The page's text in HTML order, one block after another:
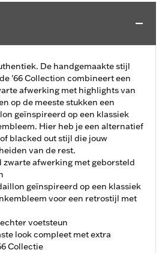
De handgemaakte stijl
'66 Collection combineert een
afwerking met highlights van
op de meeste stukken een
geïnspireerd op een klassiek
Hier heb je een alternatief
blacked out stijl die jouw
van de rest.
zwarte afwerking met geborsteld
geïnspireerd op een klassiek
voor een retrostijl met
voetsteun
look compleet met extra
Collectie